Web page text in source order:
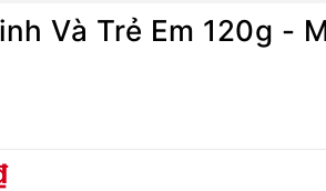
xem sản phẩm nào
Và Trẻ Em 120g -